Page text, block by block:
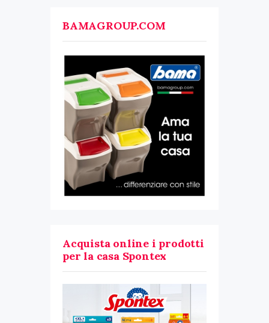
BAMAGROUP.COM
Acquista online i prodotti
per la casa Spontex